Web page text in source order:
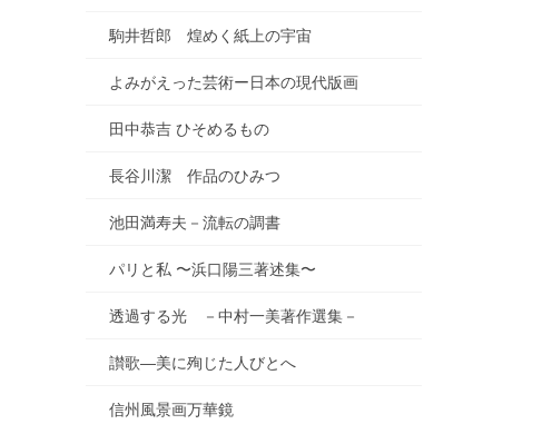
駒井哲郎 煌めく紙上の宇宙
よみがえった芸術ー日本の現代版画
田中恭吉 ひそめるもの
長谷川潔 作品のひみつ
池田満寿夫－流転の調書
パリと私 〜浜口陽三著述集〜
透過する光 －中村一美著作選集－
讃歌―美に殉じた人びとへ
信州風景画万華鏡